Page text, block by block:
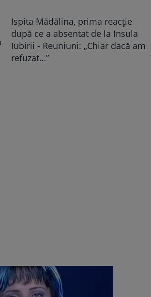
Ispita Mădălina, prima reacție
după ce a absentat de la Insula
Iubirii - Reuniuni: „Chiar dacă am
refuzat…”